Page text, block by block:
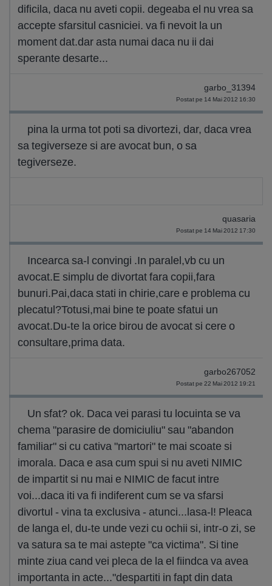
dificila, daca nu aveti copii. degeaba el nu vrea sa
accepte sfarsitul casniciei. va fi nevoit la un
moment dat.dar asta numai daca nu ii dai
sperante desarte...
garbo_31394
Postat pe 14 Mai 2012 16:30
pina la urma tot poti sa divortezi, dar, daca vrea
sa tegiverseze si are avocat bun, o sa
tegiverseze.
quasaria
Postat pe 14 Mai 2012 17:30
Incearca sa-l convingi .In paralel,vb cu un
avocat.E simplu de divortat fara copii,fara
bunuri.Pai,daca stati in chirie,care e problema cu
plecatul?Totusi,mai bine te poate sfatui un
avocat.Du-te la orice birou de avocat si cere o
consultare,prima data.
garbo267052
Postat pe 22 Mai 2012 19:21
Un sfat? ok. Daca vei parasi tu locuinta se va
chema "parasire de domiciuliu" sau "abandon
familiar" si cu cativa "martori" te mai scoate si
imorala. Daca e asa cum spui si nu aveti NIMIC
de impartit si nu mai e NIMIC de facut intre
voi...daca iti va fi indiferent cum se va sfarsi
divortul - vina ta exclusiva - atunci...lasa-l! Pleaca
de langa el, du-te unde vezi cu ochii si, intr-o zi, se
va satura sa te mai astepte "ca victima". Si tine
minte ziua cand vei pleca de la el fiindca va avea
importanta in acte..."despartiti in fapt din data